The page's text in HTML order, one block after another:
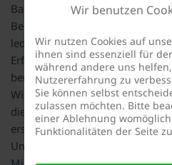
Bauch“ erläuterte Univ.-Prof.
Berechnungen auf Basis
lediglich 48 % des
Erfolgsfaktoren zurückzuführen
berichten zahlreiche
Wissenschaftler und Sportler
die sie auf Grund ihres
erst kürzlich durchgeführte
Unternehmern und
Wir benutzen
Wir nutzen Cookies auf
ihnen sind essenziell für
während andere uns
Nutzererfahrung zu
Sie können selbst
zulassen möchten. Bitte
einer Ablehnung
Funktionalitäten der Seite